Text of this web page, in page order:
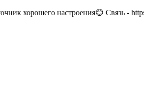
хорошего настроения😊 Связь -